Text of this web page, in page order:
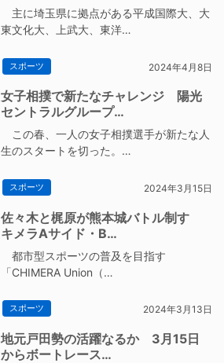
主に埼玉県に拠点がある平成国際大、大
東文化大、上武大、東洋…
スポーツ 2024年4月8日
女子相撲で新たなチャレンジ 陽光
セントラルグループ…
この春、一人の女子相撲選手が新たな人
生のスタートを切った。…
スポーツ 2024年3月15日
佐々木と梶原が熊本城バトル制す
キメラAサイド・B…
都市型スポーツの普及を目指す
「CHIMERA Union（…
スポーツ 2024年3月13日
地元戸田勢の活躍なるか 3月15日
からボートレース…